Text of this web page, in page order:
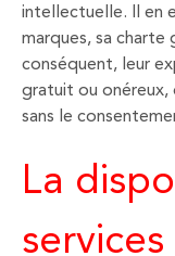
intellectuelle. Il en
marques, sa charte
conséquent, leur
gratuit ou
sans le
La
services